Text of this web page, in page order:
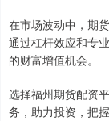
在市场波动中，期
通过杠杆效应和专
的财富增值机会。
选择福州期货配资
务，助力投资，把